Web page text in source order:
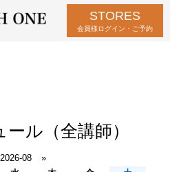
STORES
会員様ログイン・ご予約
ル（全講師）
2026-08
»